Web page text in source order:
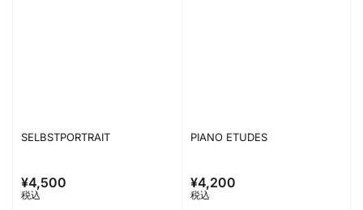
SELBSTPORTRAIT
通
常
¥4,500
税込
PIANO ETUDES
通
常
¥4,200
税込